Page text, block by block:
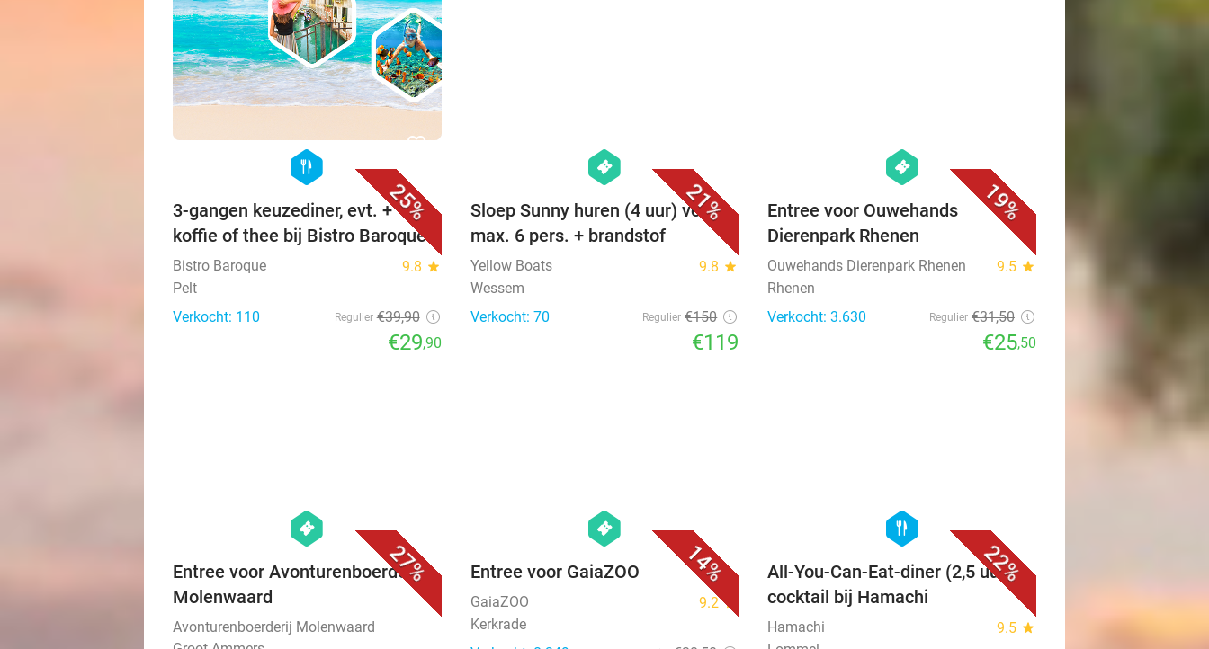
25%
favorite_border
hexagon
food
3-gangen keuzediner, evt. +
koffie of thee bij Bistro Baroque
Bistro Baroque 9.8 star
Pelt
Verkocht: 110
Regulier €39,90
€29,90
21%
hexagon
events
Sloep Sunny huren (4 uur) voor
max. 6 pers. + brandstof
Yellow Boats 9.8 star
Wessem
Verkocht: 70
Regulier €150
€119
19%
hexagon
events
Entree voor Ouwehands
Dierenpark Rhenen
Ouwehands Dierenpark Rhenen 9.5 star
Rhenen
Verkocht: 3.630
Regulier €31,50
€25,50
27%
hexagon
events
Entree voor Avonturenboerderij
Molenwaard
Avonturenboerderij Molenwaard
14%
hexagon
events
Entree voor GaiaZOO
GaiaZOO 9.2star
Kerkrade
22%
hexagon
food
All-You-Can-Eat-diner (2,5 uur) +
cocktail bij Hamachi
Hamachi 9.5 star